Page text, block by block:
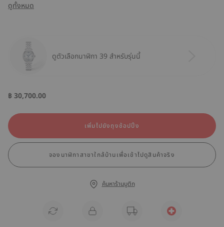
ดูทั้งหมด
ดูตัวเลือกนาฬิกา 39 สำหรับรุ่นนี้
฿ 30,700.00
เพิ่มไปยังถุงช้อปปิ้ง
จองนาฬิกาสาขาใกล้บ้านเพื่อเข้าไปดูสินค้าจริง
ค้นหาร้านบูติก